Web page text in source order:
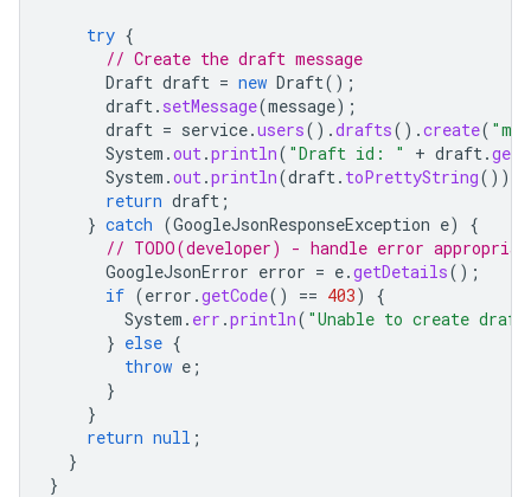
try {
// Create the draft message
Draft draft = new Draft();
draft. setMessage(message);
draft = service.users().drafts().create( "me"
System .out.println( "Draft id: " + draft.
System .out.println(draft. toPrettyString());
return draft ;
} catch (GoogleJsonResponseException e)
{
// TODO(developer) - handle error
GoogleJsonError error = e.getDetails();
if (error .getCode() == 403)
{
System . err .println( "Unable to create
} else {
throw e ;
}
}
return null ;
}
}